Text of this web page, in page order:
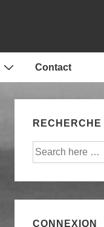
Contact
RECHERCHE
Recherche
CONNEXION